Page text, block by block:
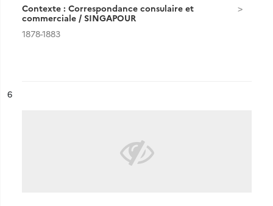
Contexte : Correspondance consulaire et
commerciale / SINGAPOUR
1878-1883
n°
6